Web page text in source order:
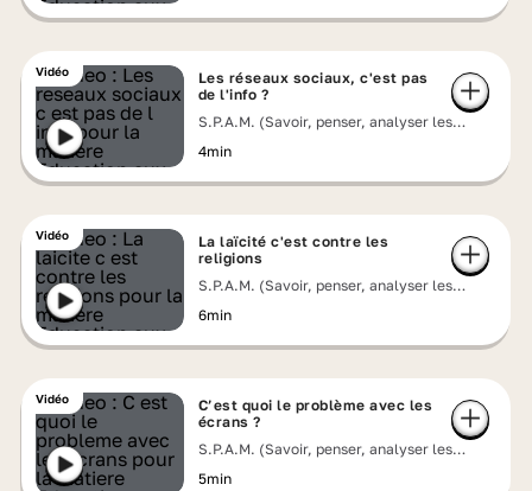
Vidéo
Les réseaux sociaux, c'est pas
de l'info ?
S.P.A.M. (Savoir, penser, analyser les
4min
Vidéo
La laïcité c'est contre les
religions
S.P.A.M. (Savoir, penser, analyser les
6min
Vidéo
C’est quoi le problème avec les
écrans ?
S.P.A.M. (Savoir, penser, analyser les
5min